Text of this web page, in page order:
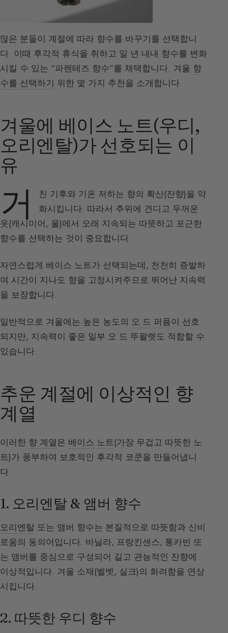
많은 분들이 계절에 따라 향수를 바꾸기를 선택합니
다. 이때 후각적 휴식을 취하고 일 년 내내 향수를 변화
시킬 수 있는 “파렌테즈 향수”를 채택합니다. 겨울 향
수를 선택하기 위한 몇 가지 추천을 소개합니다.
겨울에 베이스 노트(우디,
오리엔탈)가 선호되는 이
유
거
친 기후와 기온 저하는 향의 확산(잔향)을 약
화시킵니다. 따라서 추위에 견디고 두꺼운
옷(캐시미어, 울)에서 오래 지속되는 따뜻하고 포근한
향수를 선택하는 것이 중요합니다.
자연스럽게 베이스 노트가 선택되는데, 천천히 증발하
여 시간이 지나도 향을 고정시켜주므로 뛰어난 지속력
을 보장합니다.
일반적으로 겨울에는 높은 농도의 오 드 퍼퓸이 선호
되지만, 지속력이 좋은 일부 오 드 뚜왈렛도 적합할 수
있습니다.
추운 계절에 이상적인 향
계열
이러한 향 계열은 베이스 노트(가장 무겁고 따뜻한 노
트)가 풍부하여 보호적인 후각적 코쿤을 만들어냅니
다.
1. 오리엔탈 & 앰버 향수
오리엔탈 또는 앰버 향수는 본질적으로 따뜻함과 신비
로움의 동의어입니다. 바닐라, 프랑킨센스, 통카빈 또
는 앰버를 중심으로 구성되어 길고 관능적인 잔향에
이상적입니다. 겨울 소재(벨벳, 실크)의 화려함을 연상
시킵니다.
2. 따뜻한 우디 향수